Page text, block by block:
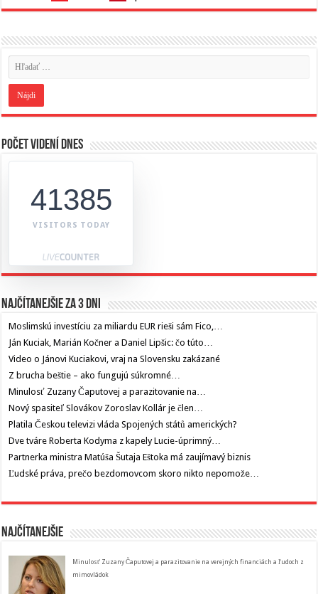
Počet videní dnes
41385
VISITORS TODAY
Najčítanejšie za 3 dni
Moslimskú investíciu za miliardu EUR rieši sám Fico,…
Ján Kuciak, Marián Kočner a Daniel Lipšic: čo túto…
Video o Jánovi Kuciakovi, vraj na Slovensku zakázané
Z brucha beštie – ako fungujú súkromné…
Minulosť Zuzany Čaputovej a parazitovanie na…
Nový spasiteľ Slovákov Zoroslav Kollár je člen…
Platila Českou televizi vláda Spojených států amerických?
Dve tváre Roberta Kodyma z kapely Lucie-úprimný…
Partnerka ministra Matúša Šutaja Eštoka má zaujímavý biznis
Ľudské práva, prečo bezdomovcom skoro nikto nepomože…
Najčítanejšie
Minulosť Zuzany Čaputovej a parazitovanie na verejných financiách a ľudoch z
mimovládok